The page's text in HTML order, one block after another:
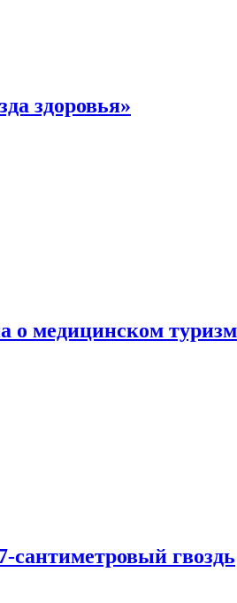
здоровья»
о медицинском
сантиметровый гвоздь